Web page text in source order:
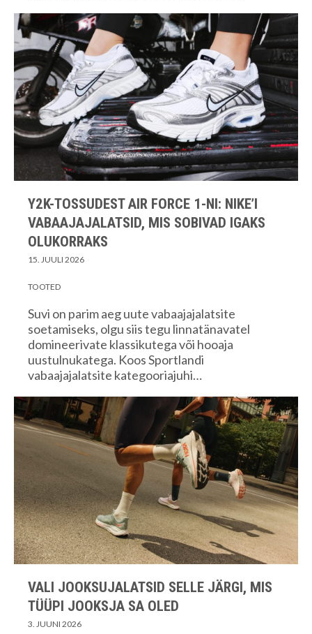
Y2K-TOSSUDEST AIR FORCE 1-NI: NIKE’I
VABAAJAJALATSID, MIS SOBIVAD IGAKS
OLUKORRAKS
15. JUULI 2026
TOOTED
Suvi on parim aeg uute vabaajajalatsite
soetamiseks, olgu siis tegu linnatänavatel
domineerivate klassikutega või hooaja
uustulnukatega. Koos Sportlandi
vabaajajalatsite kategooriajuhi…
VALI JOOKSUJALATSID SELLE JÄRGI, MIS
TÜÜPI JOOKSJA SA OLED
3. JUUNI 2026